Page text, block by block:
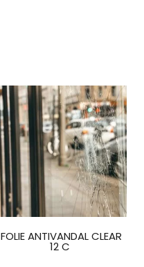
FOLIE ANTIVANDAL CLEAR
12 C